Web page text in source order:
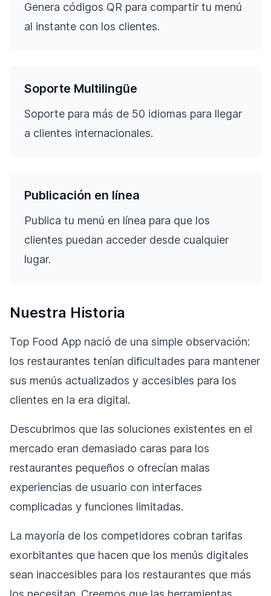
Genera códigos QR para compartir tu menú
al instante con los clientes.
Soporte Multilingüe
Soporte para más de 50 idiomas para llegar
a clientes internacionales.
Publicación en línea
Publica tu menú en línea para que los
clientes puedan acceder desde cualquier
lugar.
Nuestra Historia
Top Food App nació de una simple observación:
los restaurantes tenían dificultades para mantener
sus menús actualizados y accesibles para los
clientes en la era digital.
Descubrimos que las soluciones existentes en el
mercado eran demasiado caras para los
restaurantes pequeños o ofrecían malas
experiencias de usuario con interfaces
complicadas y funciones limitadas.
La mayoría de los competidores cobran tarifas
exorbitantes que hacen que los menús digitales
sean inaccesibles para los restaurantes que más